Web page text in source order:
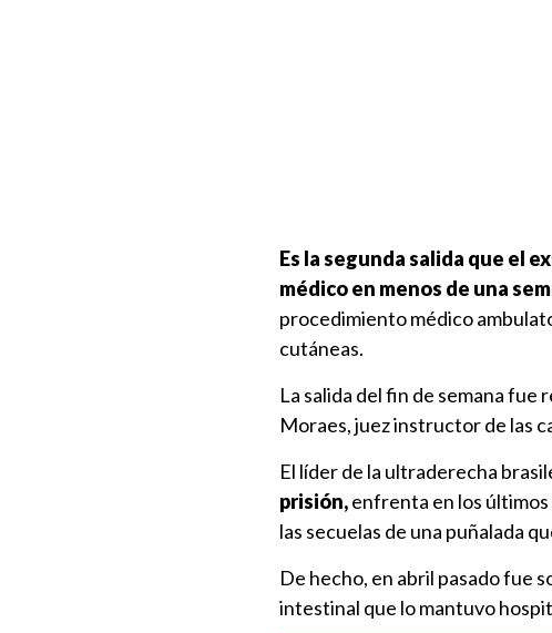
Es la segunda salida que el
médico en menos de una
procedimiento médico
cutáneas.
La salida del fin de semana
Moraes, juez instructor de las
El líder de la ultraderecha
prisión,enfrenta en los
las secuelas de una puñalada
De hecho, en abril pasado fue
intestinal que lo mantuvo